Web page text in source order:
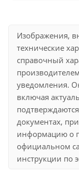
Изображения,
технические
справочный
уведомления.
включая
документах,
информацию о
официальном
инструкции по